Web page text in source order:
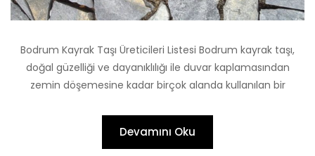
Bodrum Kayrak Taşı Üreticileri Listesi Bodrum kayrak taşı,
doğal güzelliği ve dayanıklılığı ile duvar kaplamasından
zemin döşemesine kadar birçok alanda kullanılan bir
Devamını Oku